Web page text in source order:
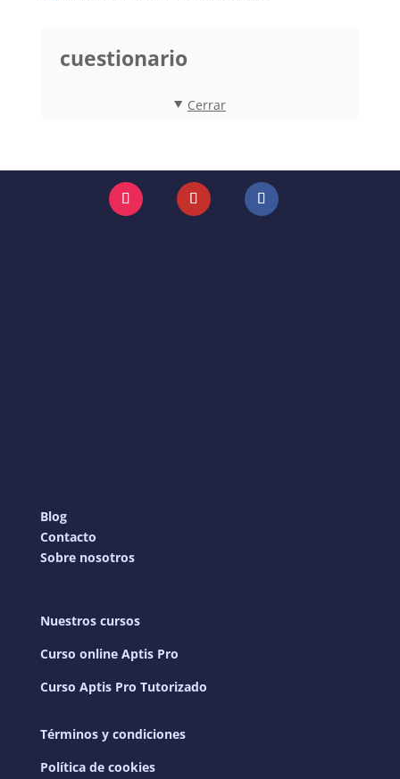
cuestionario
Cerrar
Instagram YouTube Facebook
Blog
Contacto
Sobre nosotros
Nuestros cursos
Curso online Aptis Pro
Curso Aptis Pro Tutorizado
Términos y condiciones
Política de cookies